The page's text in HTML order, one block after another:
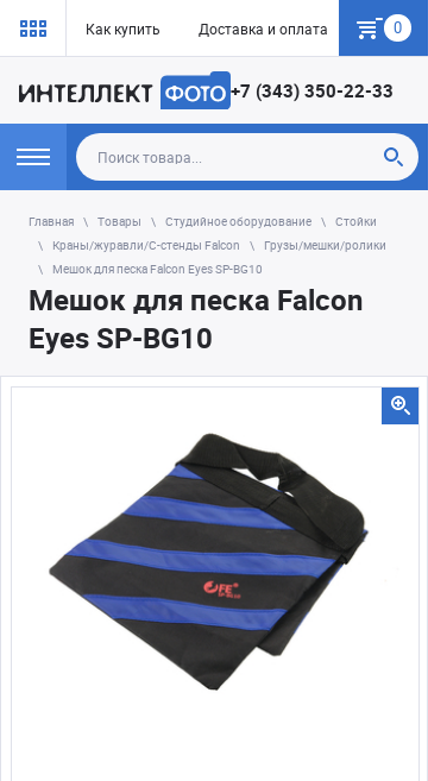
Как купить Доставка и оплата Гарантия
0
+7 (343) 350-22-33
Главная Товары Студийное оборудование
Стойки
Краны/журавли/С-стенды Falcon
Грузы/мешки/ролики
Мешок для песка Falcon Eyes SP-BG10
Мешок для песка Falcon
Eyes SP-BG10